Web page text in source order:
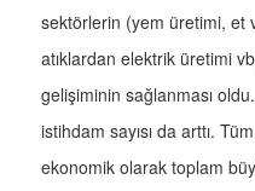
sektörlerin (yem üretimi, et
atıklardan elektrik üretimi
gelişiminin sağlanması
istihdam sayısı da arttı.
ekonomik olarak toplam